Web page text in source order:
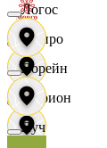
Монро
Морион
Логос
Лорейн
Луч